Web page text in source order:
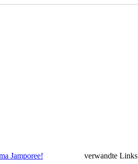
Jamporee!
verwandte Links